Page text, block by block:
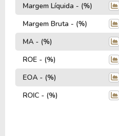
Quanto aos seus
possui um P/L de 10,60,
últimos 12 meses a
A Empresa é negociada no
tickerBRK-A.
Margem Líquida - (%)
Margem Bruta - (%)
MA - (%)
ROE - (%)
EOA - (%)
ROIC - (%)